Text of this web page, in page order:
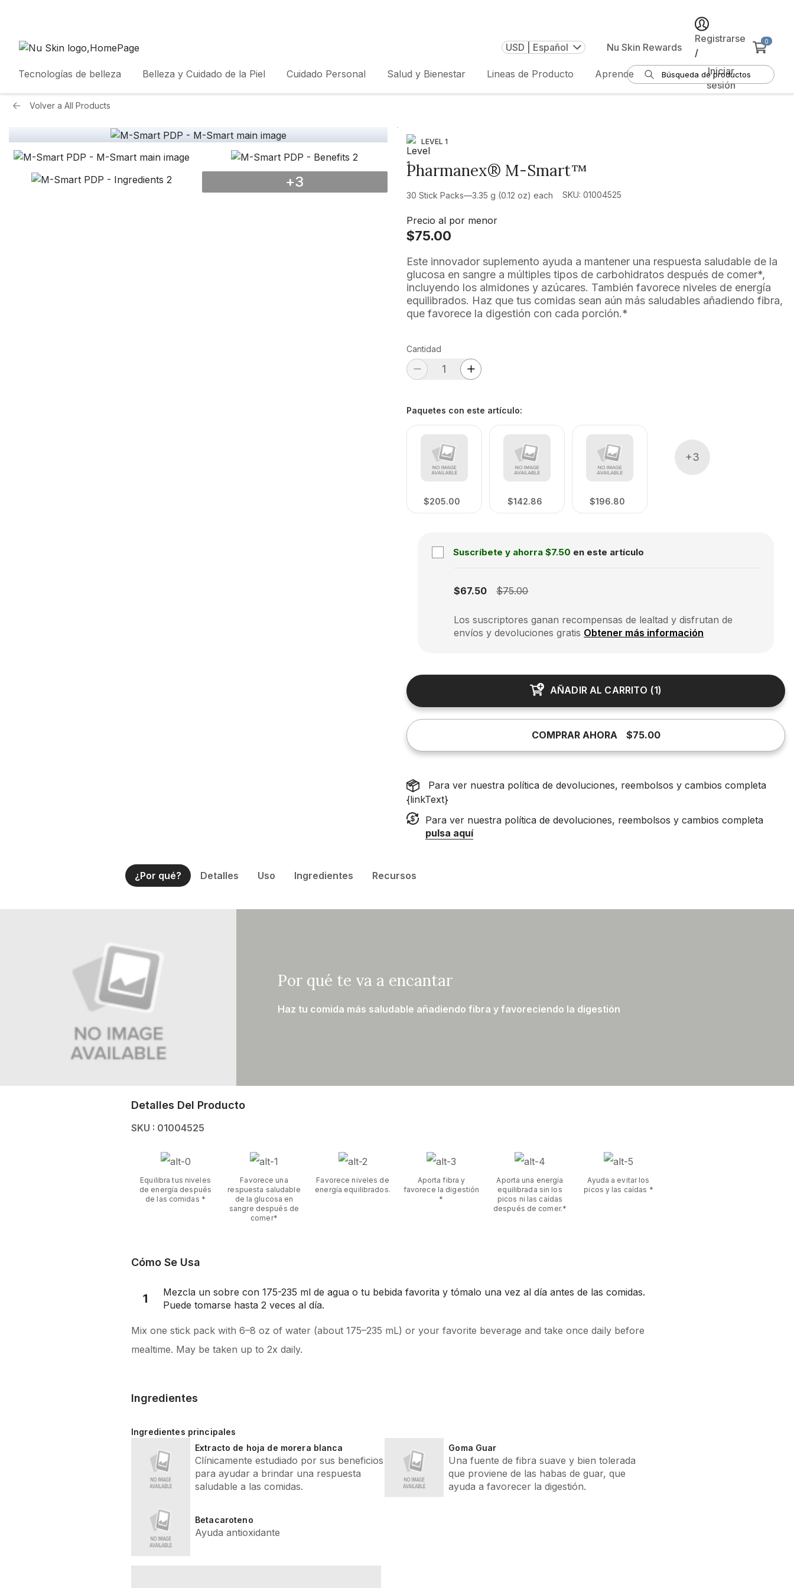
USD | Español Nu Skin Rewards
Registrarse
/
Iniciar
sesión
0
Tecnologías de belleza Belleza y Cuidado de la Piel Cuidado Personal Salud y Bienestar Lineas de Producto Aprende
Volver a All Products
+3
LEVEL 1
Pharmanex® M-Smart™
30 Stick Packs—3.35 g (0.12 oz) each SKU: 01004525
Precio al por menor
$75.00
Este innovador suplemento ayuda a mantener una respuesta saludable de la
glucosa en sangre a múltiples tipos de carbohidratos después de comer*,
incluyendo los almidones y azúcares. También favorece niveles de energía
equilibrados. Haz que tus comidas sean aún más saludables añadiendo fibra,
que favorece la digestión con cada porción.*
Cantidad
Paquetes con este artículo:
$205.00 $142.86 $196.80
+3
Suscríbete y ahorra $7.50 en este artículo
$67.50
$75.00
Los suscriptores ganan recompensas de lealtad y disfrutan de
envíos y devoluciones gratis Obtener más información
AÑADIR AL CARRITO (1)
COMPRAR AHORA $75.00
Para ver nuestra política de devoluciones, reembolsos y cambios completa
{linkText}
Para ver nuestra política de devoluciones, reembolsos y cambios completa
pulsa aquí
¿Por qué? Detalles Uso Ingredientes Recursos
Por qué te va a encantar
Haz tu comida más saludable añadiendo fibra y favoreciendo la digestión
Detalles Del Producto
SKU : 01004525
Equilibra tus niveles
de energía después
de las comidas *
Favorece una
respuesta saludable
de la glucosa en
sangre después de
comer*
Favorece niveles de
energía equilibrados.
Aporta fibra y
favorece la digestión
*
Aporta una energía
equilibrada sin los
picos ni las caídas
después de comer.*
Ayuda a evitar los
picos y las caídas *
Cómo Se Usa
1
Mezcla un sobre con 175-235 ml de agua o tu bebida favorita y tómalo una vez al día antes de las comidas.
Puede tomarse hasta 2 veces al día.
Mix one stick pack with 6–8 oz of water (about 175–235 mL) or your favorite beverage and take once daily before
mealtime. May be taken up to 2x daily.
Ingredientes
Ingredientes principales
Extracto de hoja de morera blanca
Clínicamente estudiado por sus beneficios
para ayudar a brindar una respuesta
saludable a las comidas.
Goma Guar
Una fuente de fibra suave y bien tolerada
que proviene de las habas de guar, que
ayuda a favorecer la digestión.
Betacaroteno
Ayuda antioxidante